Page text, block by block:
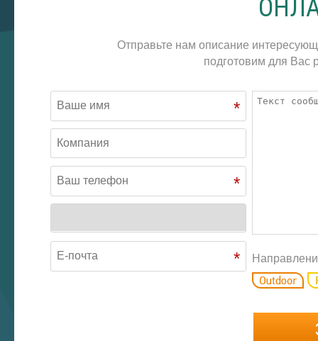
Отправьте нам описание
подготовим для Вас
*
*
*